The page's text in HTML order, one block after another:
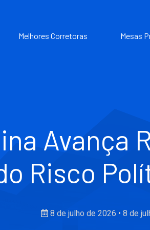
Melhores Corretoras Mesas
Avança
Risco
8 de julho de 2026 • 8 de